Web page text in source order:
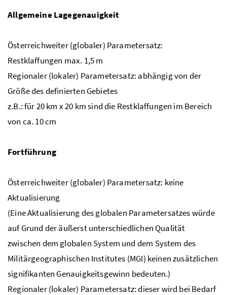
Allgemeine Lagegenauigkeit
Österreichweiter (globaler) Parametersatz:
Restklaffungen max. 1,5 m
Regionaler (lokaler) Parametersatz: abhängig von der
Größe des definierten Gebietes
z.B.: für 20 km x 20 km sind die Restklaffungen im Bereich
von ca. 10 cm
Fortführung
Österreichweiter (globaler) Parametersatz: keine
Aktualisierung
(Eine Aktualisierung des globalen Parametersatzes würde
auf Grund der äußerst unterschiedlichen Qualität
zwischen dem globalen System und dem System des
Militärgeographischen Institutes (MGI) keinen zusätzlichen
signifikanten Genauigkeitsgewinn bedeuten.)
Regionaler (lokaler) Parametersatz: dieser wird bei Bedarf